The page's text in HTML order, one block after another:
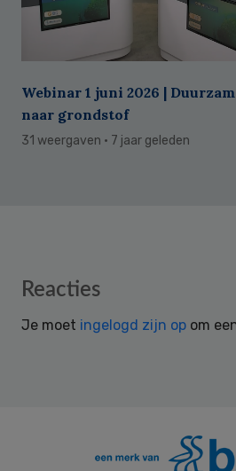
Webinar 1 juni 2026 |
naar grondstof
31 weergaven · 7 jaar geleden
Reader
Reacties
Je moet ingelogd zijn op om